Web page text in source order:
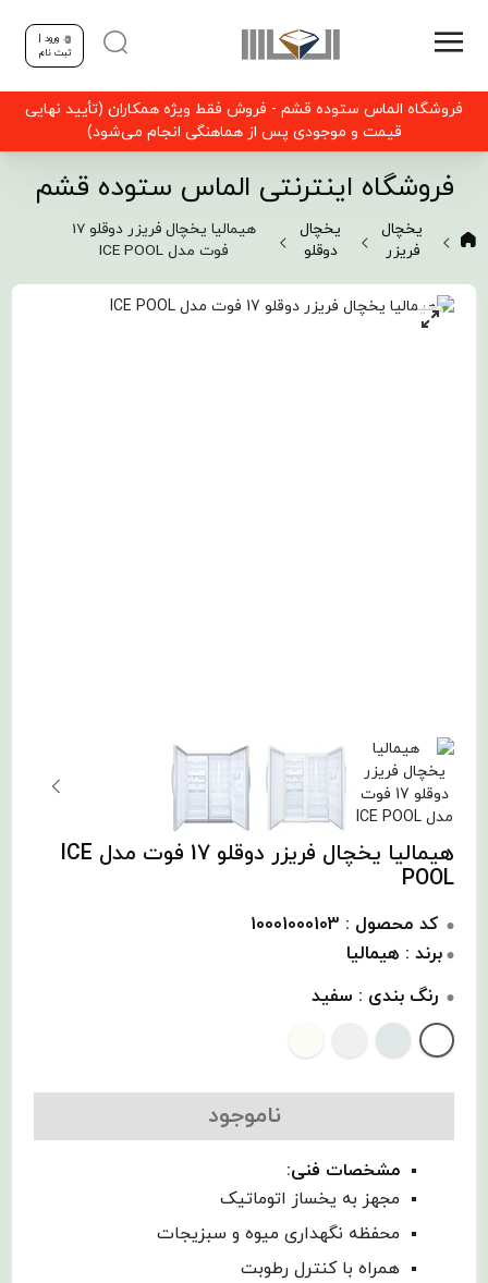
ورود |
ثبت نام
فروشگاه الماس ستوده قشم - فروش فقط ویژه همکاران (تأیید نهایی
قیمت و موجودی پس از هماهنگی انجام می‌شود)
فروشگاه اینترنتی الماس ستوده قشم
یخچال
فریزر
یخچال
دوقلو
هیمالیا یخچال فریزر دوقلو 17
فوت مدل ICE POOL
هیمالیا یخچال فریزر دوقلو 17 فوت مدل ICE
POOL
کد محصول : 10001000103
برند : هیمالیا
رنگ بندی : سفید
ناموجود
مشخصات فنی:
مجهز به یخساز اتوماتیک
محفظه نگهداری میوه و سبزیجات
همراه با کنترل رطوبت